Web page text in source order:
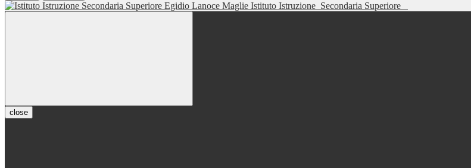
Istituto Istruzione Secondaria Superiore
close